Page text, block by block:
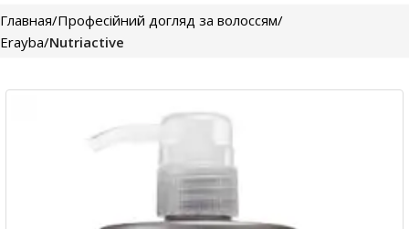
Главная Професійний догляд за волоссям
Erayba Nutriactive